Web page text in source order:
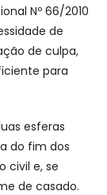
Nº 66/2010
de
de culpa,
para
esferas
do fim dos
civil e, se
de casado.